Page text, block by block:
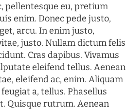
pellentesque eu, pretium
enim. Donec pede justo,
arcu. In enim justo,
justo. Nullam dictum felis
Cras dapibus. Vivamus
eleifend tellus. Aenean
eleifend ac, enim. Aliquam
a, tellus. Phasellus
Quisque rutrum. Aenean